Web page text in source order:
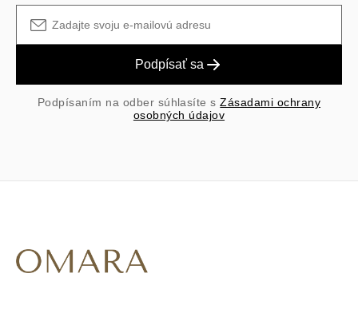
Podpísať sa
Podpísaním na odber súhlasíte sZásadami ochrany
osobných údajov